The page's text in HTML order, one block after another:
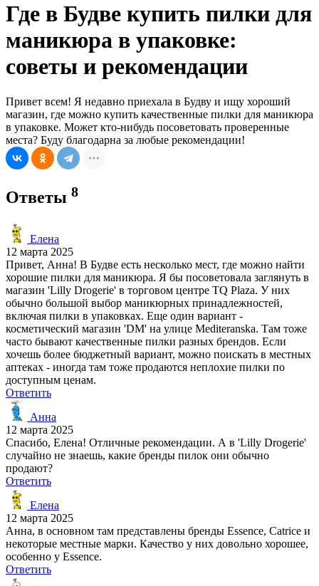
Где в Будве купить пилки для
маникюра в упаковке:
советы и рекомендации
Привет всем! Я недавно приехала в Будву и ищу хороший
магазин, где можно купить качественные пилки для маникюра
в упаковке. Может кто-нибудь посоветовать проверенные
места? Буду благодарна за любые рекомендации!
Ответы 8
Елена
12 марта 2025
Привет, Анна! В Будве есть несколько мест, где можно найти
хорошие пилки для маникюра. Я бы посоветовала заглянуть в
магазин 'Lilly Drogerie' в торговом центре TQ Plaza. У них
обычно большой выбор маникюрных принадлежностей,
включая пилки в упаковках. Еще один вариант -
косметический магазин 'DM' на улице Mediteranska. Там тоже
часто бывают качественные пилки разных брендов. Если
хочешь более бюджетный вариант, можно поискать в местных
аптеках - иногда там тоже продаются неплохие пилки по
доступным ценам.
Ответить
Анна
12 марта 2025
Спасибо, Елена! Отличные рекомендации. А в 'Lilly Drogerie'
случайно не знаешь, какие бренды пилок они обычно
продают?
Ответить
Елена
12 марта 2025
Анна, в основном там представлены бренды Essence, Catrice и
некоторые местные марки. Качество у них довольно хорошее,
особенно у Essence.
Ответить